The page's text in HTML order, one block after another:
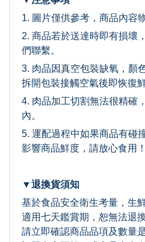
1. 圖片僅供參考，商品內容
2. 商品若於送達時即有損壞
們聯繫。
3. 肉品因真空包裝缺氧，顏
拆開包裝接觸空氣後即恢復鮮
4. 肉品加工切割無法很精確
內。
5. 運配過程中如果商品有碰
影響商品鮮度，請放心食用！
▼退換貨須知
基於食品安全衛生考量，生
適用七天鑑賞期，恕無法退
請立即確認商品品項及數量